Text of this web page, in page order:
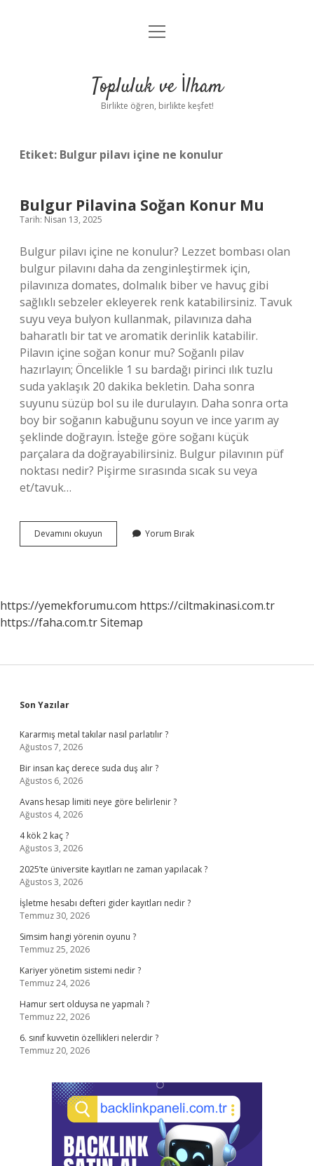
Anasayfa
Yasal Uyarı
menüyü
Topluluk ve İlham
Birlikte öğren, birlikte keşfet!
Etiket: Bulgur pilavı içine ne konulur
Bulgur Pilavina Soğan Konur Mu
Tarih: Nisan 13, 2025
Bulgur pilavı içine ne konulur? Lezzet bombası olan
bulgur pilavını daha da zenginleştirmek için,
pilavınıza domates, dolmalık biber ve havuç gibi
sağlıklı sebzeler ekleyerek renk katabilirsiniz. Tavuk
suyu veya bulyon kullanmak, pilavınıza daha
baharatlı bir tat ve aromatik derinlik katabilir.
Pilavın içine soğan konur mu? Soğanlı pilav
hazırlayın; Öncelikle 1 su bardağı pirinci ılık tuzlu
suda yaklaşık 20 dakika bekletin. Daha sonra
suyunu süzüp bol su ile durulayın. Daha sonra orta
boy bir soğanın kabuğunu soyun ve ince yarım ay
şeklinde doğrayın. İsteğe göre soğanı küçük
parçalara da doğrayabilirsiniz. Bulgur pilavının püf
noktası nedir? Pişirme sırasında sıcak su veya
et/tavuk…
Devamını okuyun
Pilavina
Yorum Bırak
https://yemekforumu.com https://ciltmakinasi.com.tr
https://faha.com.trSitemap
Sidebar
Son Yazılar
Kararmış metal takılar nasıl parlatılır ?
Ağustos 7, 2026
Bir insan kaç derece suda duş alır ?
Ağustos 6, 2026
Avans hesap limiti neye göre belirlenir ?
Ağustos 4, 2026
4 kök 2 kaç ?
Ağustos 3, 2026
2025’te üniversite kayıtları ne zaman yapılacak ?
Ağustos 3, 2026
İşletme hesabı defteri gider kayıtları nedir ?
Temmuz 30, 2026
Simsim hangi yörenin oyunu ?
Temmuz 25, 2026
Kariyer yönetim sistemi nedir ?
Temmuz 24, 2026
Hamur sert olduysa ne yapmalı ?
Temmuz 22, 2026
6. sınıf kuvvetin özellikleri nelerdir ?
Temmuz 20, 2026